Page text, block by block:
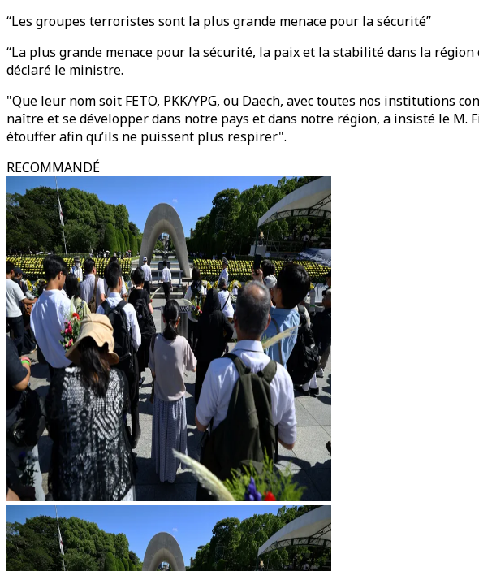
“Les groupes terroristes sont la plus grande menace pour la sécurité”
“La plus grande menace pour la sécurité, la paix et la stabilité dans la
déclaré le ministre.
"Que leur nom soit FETO, PKK/YPG, ou Daech, avec toutes nos institutions
naître et se développer dans notre pays et dans notre région, a insisté le M.
étouffer afin qu’ils ne puissent plus respirer".
RECOMMANDÉ